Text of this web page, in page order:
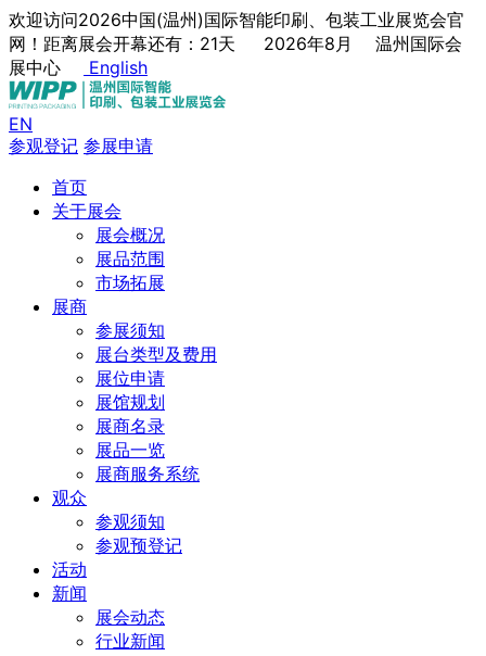
欢迎访问2026中国(温州)国际智能印刷、包装工业展览会官
网！距离展会开幕还有：21天
2026年8月
温州国际会
展中心
English
EN
参观登记 参展申请
首页
关于展会
展会概况
展品范围
市场拓展
展商
参展须知
展台类型及费用
展位申请
展馆规划
展商名录
展品一览
展商服务系统
观众
参观须知
参观预登记
活动
新闻
展会动态
行业新闻